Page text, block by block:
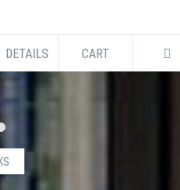
DETAILS CART